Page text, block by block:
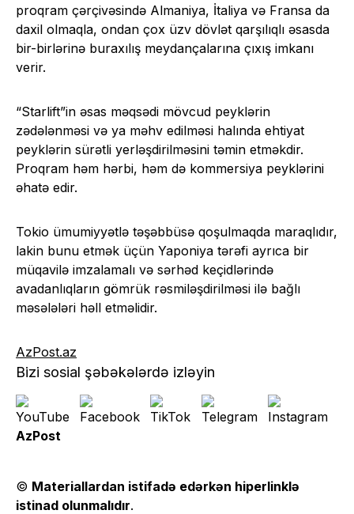
proqram çərçivəsində Almaniya, İtaliya və Fransa da
daxil olmaqla, ondan çox üzv dövlət qarşılıqlı əsasda
bir-birlərinə buraxılış meydançalarına çıxış imkanı
verir.
“Starlift”in əsas məqsədi mövcud peyklərin
zədələnməsi və ya məhv edilməsi halında ehtiyat
peyklərin sürətli yerləşdirilməsini təmin etməkdir.
Proqram həm hərbi, həm də kommersiya peyklərini
əhatə edir.
Tokio ümumiyyətlə təşəbbüsə qoşulmaqda maraqlıdır,
lakin bunu etmək üçün Yaponiya tərəfi ayrıca bir
müqavilə imzalamalı və sərhəd keçidlərində
avadanlıqların gömrük rəsmiləşdirilməsi ilə bağlı
məsələləri həll etməlidir.
AzPost.az
Bizi sosial şəbəkələrdə izləyin
AzPost
© Materiallardan istifadə edərkən hiperlinklə
istinad olunmalıdır.